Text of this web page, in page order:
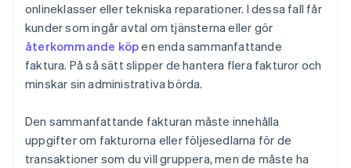
onlineklasser eller tekniska reparationer. I dessa fall får
kunder som ingår avtal om tjänsterna eller gör
återkommande köpen enda sammanfattande
faktura. På så sätt slipper de hantera flera fakturor och
minskar sin administrativa börda.
Den sammanfattande fakturan måste innehålla
uppgifter om fakturorna eller följesedlarna för de
transaktioner som du vill gruppera, men de måste ha